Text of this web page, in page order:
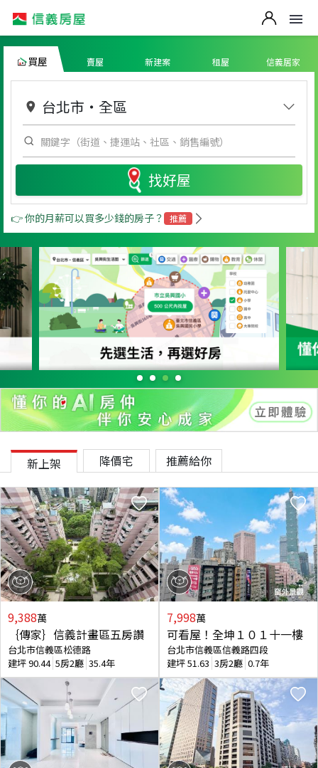
買屋 賣屋 新建案 租屋 信義居家
台北市 ・ 全區
找好屋
👉 你的月薪可以買多少錢的房子？ 推薦
新上架 降價宅 推薦給你
9,388萬
｛傳家｝信義計畫區五房讚
台北市信義區松德路
建坪90.44 5房2廳 35.4年
7,998萬
可看屋！全坤１０１十一樓
台北市信義區信義路四段
建坪51.63 3房2廳 0.7年